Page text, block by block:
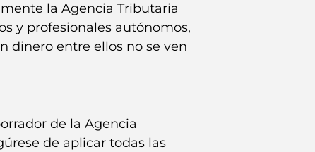
la Agencia Tributaria
y profesionales autónomos,
dinero entre ellos no se ven
de la Agencia
de aplicar todas las